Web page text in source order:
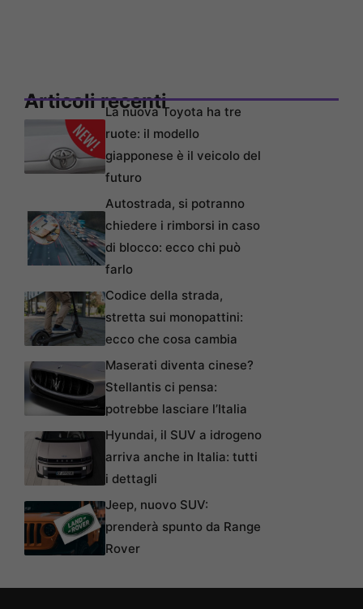
Articoli recentiLa nuova Toyota ha tre
ruote: il modello
giapponese è il veicolo del
futuro
Autostrada, si potranno
chiedere i rimborsi in caso
di blocco: ecco chi può
farlo
Codice della strada,
stretta sui monopattini:
ecco che cosa cambia
Maserati diventa cinese?
Stellantis ci pensa:
potrebbe lasciare l’Italia
Hyundai, il SUV a idrogeno
arriva anche in Italia: tutti
i dettagli
Jeep, nuovo SUV:
prenderà spunto da Range
Rover